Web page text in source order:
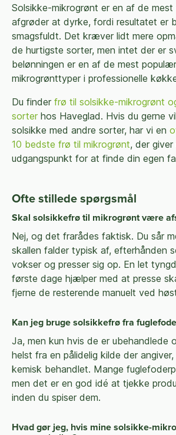
Solsikke-mikrogrønt er en af de mest
afgrøder at dyrke, fordi resultatet er
smagsfuldt. Det kræver lidt mere
de hurtigste sorter, men intet der er
belønningen er en af de mest
mikrogrønttyper i professionelle
Du finder frø til solsikke-mikrogrønt
sorter hos Haveglad. Hvis du gerne
solsikke med andre sorter, har vi en
10 bedste frø til mikrogrønt, der
udgangspunkt for at finde din egen
Ofte stillede spørgsmål
Skal solsikkefrø til mikrogrønt være
Nej, og det frarådes faktisk. Du sår
skallen falder typisk af, efterhånden
vokser og presser sig op. En let
første dage hjælper med at presse
fjerne de resterende manuelt ved
Kan jeg bruge solsikkefrø fra
Ja, men kun hvis de er ubehandlede
helst fra en pålidelig kilde der
kemisk behandlet. Mange
men det er en god idé at tjekke
inden du spiser dem.
Hvad gør jeg, hvis mine solsikke-